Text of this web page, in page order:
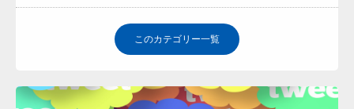
このカテゴリー一覧